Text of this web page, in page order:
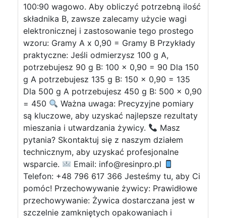
100:90 wagowo. Aby obliczyć potrzebną ilość
składnika B, zawsze zalecamy użycie wagi
elektronicznej i zastosowanie tego prostego
wzoru: Gramy A x 0,90 = Gramy B Przykłady
praktyczne: Jeśli odmierzysz 100 g A,
potrzebujesz 90 g B: 100 x 0,90 = 90 Dla 150
g A potrzebujesz 135 g B: 150 x 0,90 = 135
Dla 500 g A potrzebujesz 450 g B: 500 x 0,90
= 450
Ważna uwaga: Precyzyjne pomiary
są kluczowe, aby uzyskać najlepsze rezultaty
mieszania i utwardzania żywicy.
Masz
pytania? Skontaktuj się z naszym działem
technicznym, aby uzyskać profesjonalne
wsparcie.
Email: info@resinpro.pl
Telefon: +48 796 617 366 Jesteśmy tu, aby Ci
pomóc! Przechowywanie żywicy: Prawidłowe
przechowywanie: Żywica dostarczana jest w
szczelnie zamkniętych opakowaniach i